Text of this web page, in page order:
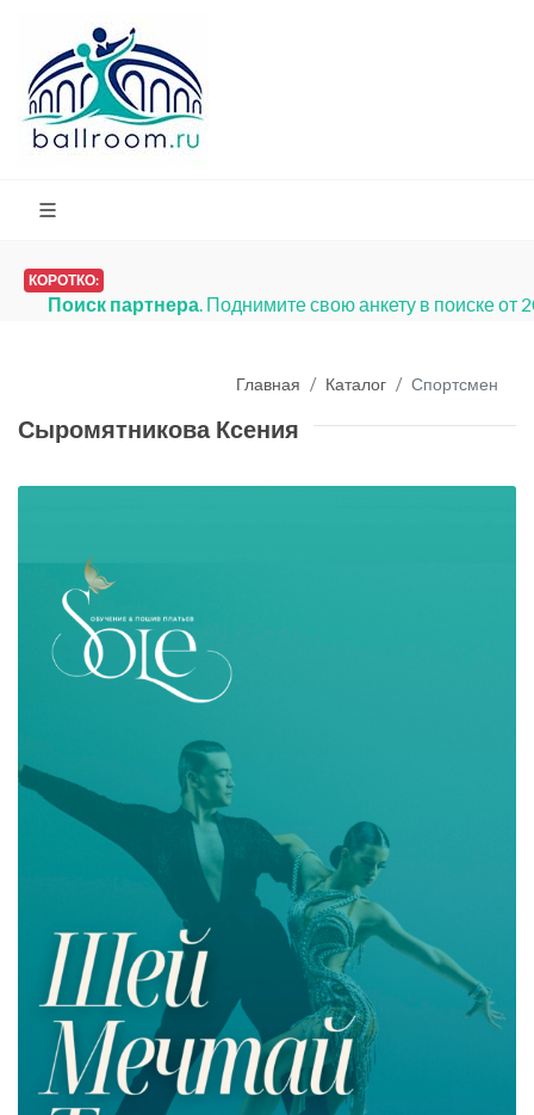
КОРОТКО:
Поиск партнера. Поднимите свою анкету в поиске от
Главная Каталог Спортсмен
Сыромятникова Ксения